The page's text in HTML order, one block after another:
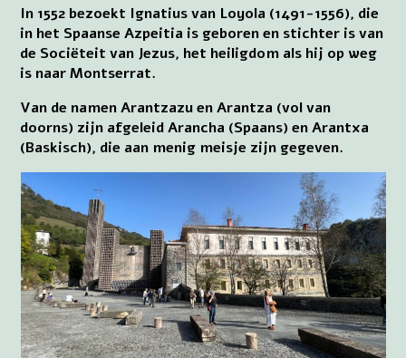
In 1552 bezoekt Ignatius van Loyola (1491-1556), die
in het Spaanse Azpeitia is geboren en stichter is van
de Sociëteit van Jezus, het heiligdom als hij op weg
is naar Montserrat.
Van de namen Arantzazu en Arantza (vol van
doorns) zijn afgeleid Arancha (Spaans) en Arantxa
(Baskisch), die aan menig meisje zijn gegeven.